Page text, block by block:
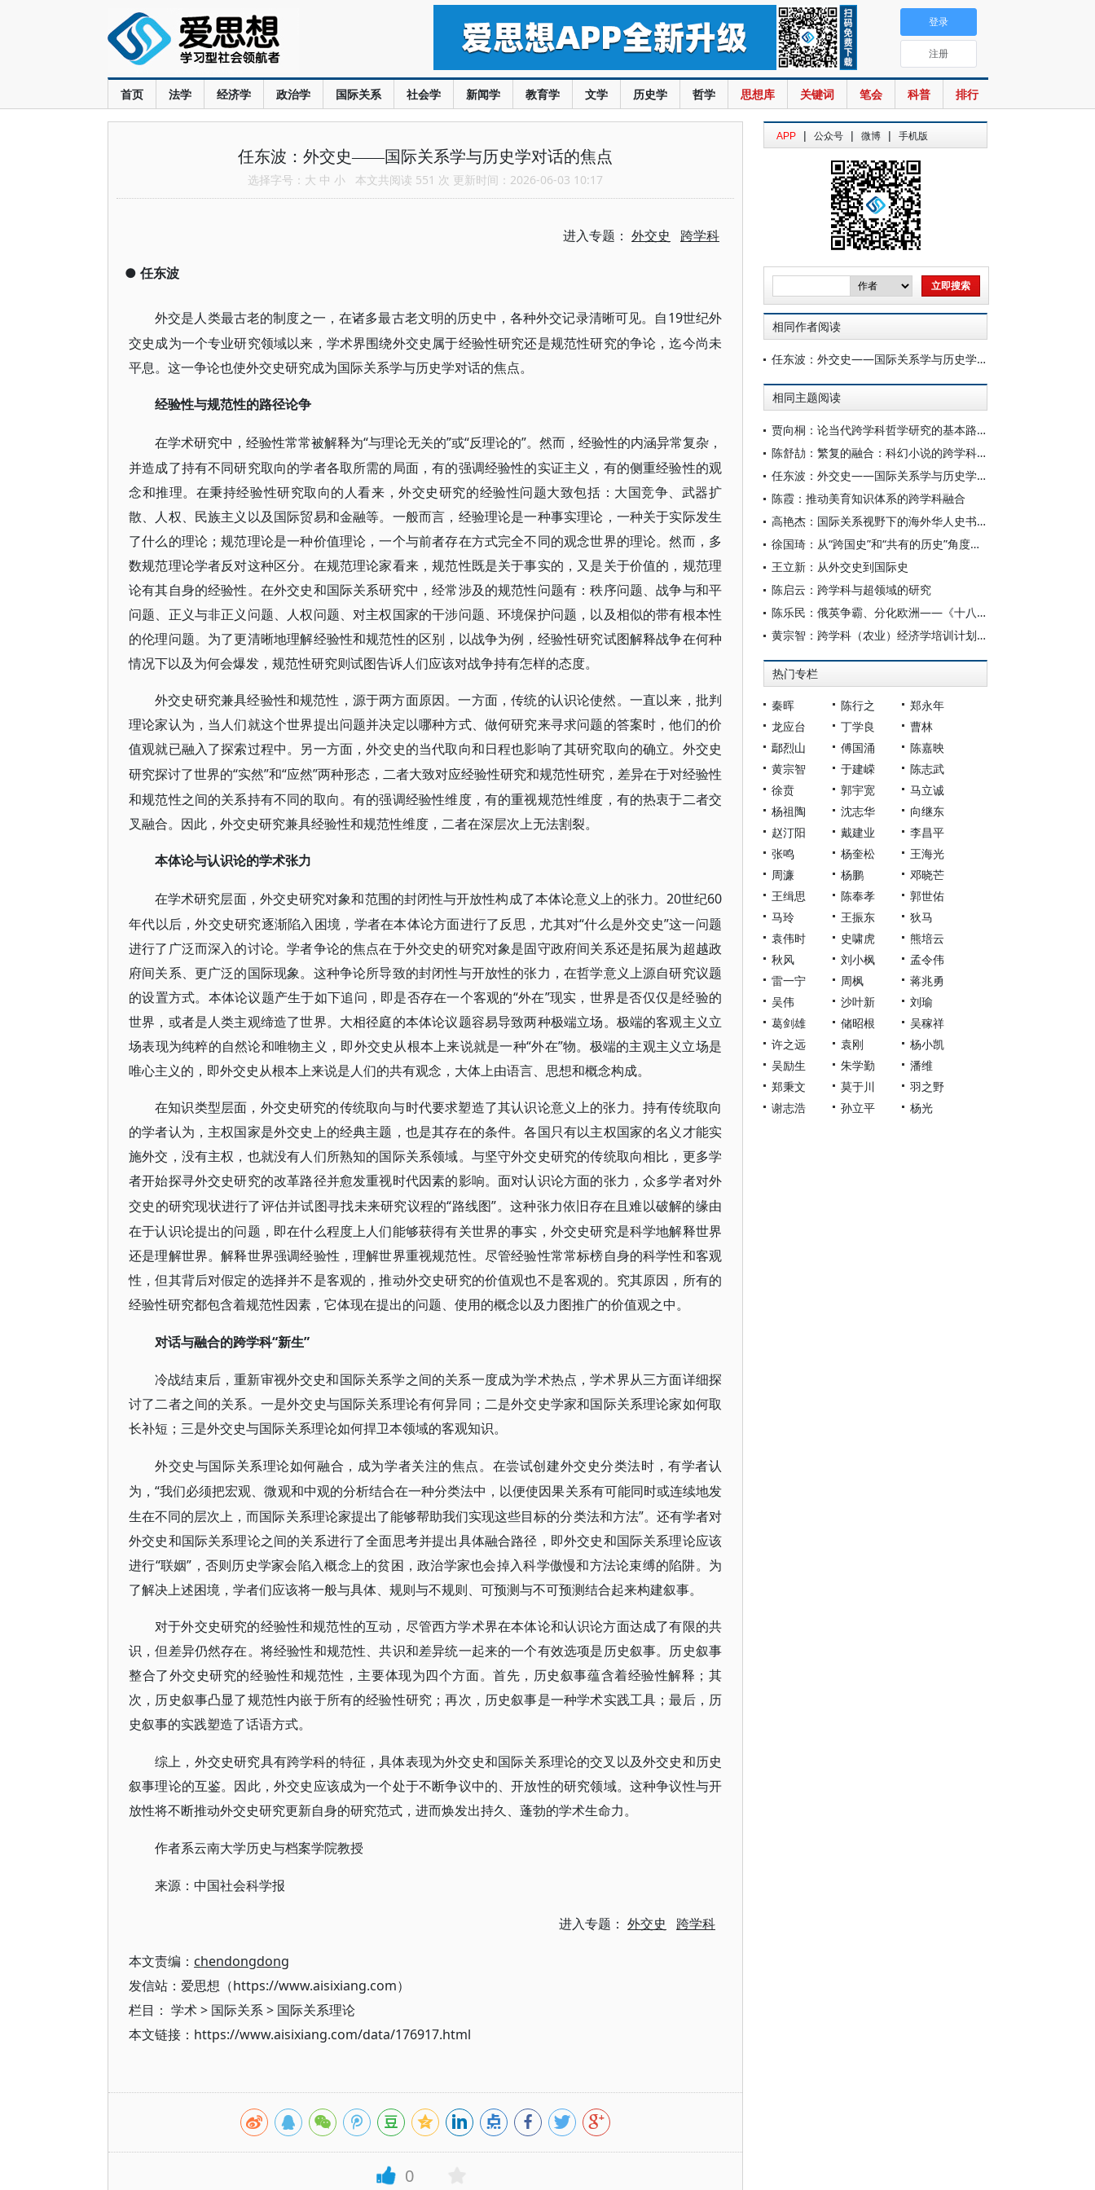
首页 法学 经济学 政治学 国际关系 社会学 新闻学 教育学 文学 历史学 哲学 思想库 关键词 笔会 科普 排行
登录
注册
任东波：外交史——国际关系学与历史学对话的焦点
选择字号： 大 中 小 本文共阅读 551 次 更新时间：2026-06-03 10:17
进入专题： 外交史 跨学科
● 任东波
外交是人类最古老的制度之一，在诸多最古老文明的历史中，各种外交记录清晰可见。自 19世纪外
交史成为一个专业研究领域以来，学术界围绕外交史属于经验性研究还是规范性研究的争论，迄今尚未
平息。这一争论也使外交史研究成为国际关系学与历史学对话的焦点。
经验性与规范性的路径论争
在学术研究中，经验性常常被解释为“与理论无关的”或“反理论的”。然而，经验性的内涵异常复杂，
并造成了持有不同研究取向的学者各取所需的局面，有的强调经验性的实证主义，有的侧重经验性的观
念和推理。在秉持经验性研究取向的人看来，外交史研究的经验性问题大致包括：大国竞争、武器扩
散、人权、民族主义以及国际贸易和金融等。一般而言，经验理论是一种事实理论，一种关于实际发生
了什么的理论；规范理论是一种价值理论，一个与前者存在方式完全不同的观念世界的理论。然而，多
数规范理论学者反对这种区分。在规范理论家看来，规范性既是关于事实的，又是关于价值的，规范理
论有其自身的经验性。在外交史和国际关系研究中，经常涉及的规范性问题有：秩序问题、战争与和平
问题、正义与非正义问题、人权问题、对主权国家的干涉问题、环境保护问题，以及相似的带有根本性
的伦理问题。为了更清晰地理解经验性和规范性的区别，以战争为例，经验性研究试图解释战争在何种
情况下以及为何会爆发，规范性研究则试图告诉人们应该对战争持有怎样的态度。
外交史研究兼具经验性和规范性，源于两方面原因。一方面，传统的认识论使然。一直以来，批判
理论家认为，当人们就这个世界提出问题并决定以哪种方式、做何研究来寻求问题的答案时，他们的价
值观就已融入了探索过程中。另一方面，外交史的当代取向和日程也影响了其研究取向的确立。外交史
研究探讨了世界的“实然”和“应然”两种形态，二者大致对应经验性研究和规范性研究，差异在于对经验性
和规范性之间的关系持有不同的取向。有的强调经验性维度，有的重视规范性维度，有的热衷于二者交
叉融合。因此，外交史研究兼具经验性和规范性维度，二者在深层次上无法割裂。
本体论与认识论的学术张力
在学术研究层面，外交史研究对象和范围的封闭性与开放性构成了本体论意义上的张力。 20世纪60
年代以后，外交史研究逐渐陷入困境，学者在本体论方面进行了反思，尤其对“什么是外交史”这一问题
进行了广泛而深入的讨论。学者争论的焦点在于外交史的研究对象是固守政府间关系还是拓展为超越政
府间关系、更广泛的国际现象。这种争论所导致的封闭性与开放性的张力，在哲学意义上源自研究议题
的设置方式。本体论议题产生于如下追问，即是否存在一个客观的“外在”现实，世界是否仅仅是经验的
世界，或者是人类主观缔造了世界。大相径庭的本体论议题容易导致两种极端立场。极端的客观主义立
场表现为纯粹的自然论和唯物主义，即外交史从根本上来说就是一种“外在”物。极端的主观主义立场是
唯心主义的，即外交史从根本上来说是人们的共有观念，大体上由语言、思想和概念构成。
在知识类型层面，外交史研究的传统取向与时代要求塑造了其认识论意义上的张力。持有传统取向
的学者认为，主权国家是外交史上的经典主题，也是其存在的条件。各国只有以主权国家的名义才能实
施外交，没有主权，也就没有人们所熟知的国际关系领域。与坚守外交史研究的传统取向相比，更多学
者开始探寻外交史研究的改革路径并愈发重视时代因素的影响。面对认识论方面的张力，众多学者对外
交史的研究现状进行了评估并试图寻找未来研究议程的“路线图”。这种张力依旧存在且难以破解的缘由
在于认识论提出的问题，即在什么程度上人们能够获得有关世界的事实，外交史研究是科学地解释世界
还是理解世界。解释世界强调经验性，理解世界重视规范性。尽管经验性常常标榜自身的科学性和客观
性，但其背后对假定的选择并不是客观的，推动外交史研究的价值观也不是客观的。究其原因，所有的
经验性研究都包含着规范性因素，它体现在提出的问题、使用的概念以及力图推广的价值观之中。
对话与融合的跨学科“新生”
冷战结束后，重新审视外交史和国际关系学之间的关系一度成为学术热点，学术界从三方面详细探
讨了二者之间的关系。一是外交史与国际关系理论有何异同；二是外交史学家和国际关系理论家如何取
长补短；三是外交史与国际关系理论如何捍卫本领域的客观知识。
外交史与国际关系理论如何融合，成为学者关注的焦点。在尝试创建外交史分类法时，有学者认
为，“我们必须把宏观、微观和中观的分析结合在一种分类法中，以便使因果关系有可能同时或连续地发
生在不同的层次上，而国际关系理论家提出了能够帮助我们实现这些目标的分类法和方法”。还有学者对
外交史和国际关系理论之间的关系进行了全面思考并提出具体融合路径，即外交史和国际关系理论应该
进行“联姻”，否则历史学家会陷入概念上的贫困，政治学家也会掉入科学傲慢和方法论束缚的陷阱。为
了解决上述困境，学者们应该将一般与具体、规则与不规则、可预测与不可预测结合起来构建叙事。
对于外交史研究的经验性和规范性的互动，尽管西方学术界在本体论和认识论方面达成了有限的共
识，但差异仍然存在。将经验性和规范性、共识和差异统一起来的一个有效选项是历史叙事。历史叙事
整合了外交史研究的经验性和规范性，主要体现为四个方面。首先，历史叙事蕴含着经验性解释；其
次，历史叙事凸显了规范性内嵌于所有的经验性研究；再次，历史叙事是一种学术实践工具；最后，历
史叙事的实践塑造了话语方式。
综上，外交史研究具有跨学科的特征，具体表现为外交史和国际关系理论的交叉以及外交史和历史
叙事理论的互鉴。因此，外交史应该成为一个处于不断争议中的、开放性的研究领域。这种争议性与开
放性将不断推动外交史研究更新自身的研究范式，进而焕发出持久、蓬勃的学术生命力。
作者系云南大学历史与档案学院教授
来源：中国社会科学报
进入专题： 外交史 跨学科
本文责编： chendongdong
发信站：爱思想（https://www.aisixiang.com）
栏目： 学术> 国际关系> 国际关系理论
本文链接：https://www.aisixiang.com/data/176917.html
0
APP | 公众号 | 微博 | 手机版
相同作者阅读
任东波：外交史——国际关系学与历史学对话的焦点
相同主题阅读
贾向桐：论当代跨学科哲学研究的基本路径与逻辑走向
陈舒劼：繁复的融合：科幻小说的跨学科想象
任东波：外交史——国际关系学与历史学对话的焦点
陈霞：推动美育知识体系的跨学科融合
高艳杰：国际关系视野下的海外华人史书写:历史脉络、理论探索与实践路径
徐国琦：从“跨国史”和“共有的历史”角度推进当代中国外交史研究
王立新：从外交史到国际史
陈启云：跨学科与超领域的研究
陈乐民：俄英争霸、分化欧洲——《十八世纪外交史内幕》笔记
黄宗智：跨学科（农业）经济学培训计划的初步设想
热门专栏
秦晖 陈行之
郑永年
龙应台
丁学良
曹林
鄢烈山
傅国涌
陈嘉映
黄宗智
于建嵘
陈志武
徐贲
郭宇宽
马立诚
杨祖陶
沈志华
向继东
赵汀阳
戴建业
李昌平
张鸣
杨奎松
王海光
周濂
杨鹏
邓晓芒
王缉思
陈奉孝
郭世佑
马玲
王振东
狄马
袁伟时
史啸虎
熊培云
秋风
刘小枫
孟令伟
雷一宁
周枫
蒋兆勇
吴伟
沙叶新
刘瑜
葛剑雄
储昭根
吴稼祥
许之远
袁刚
杨小凯
吴励生
朱学勤
潘维
郑秉文
莫于川
羽之野
谢志浩
孙立平 杨光